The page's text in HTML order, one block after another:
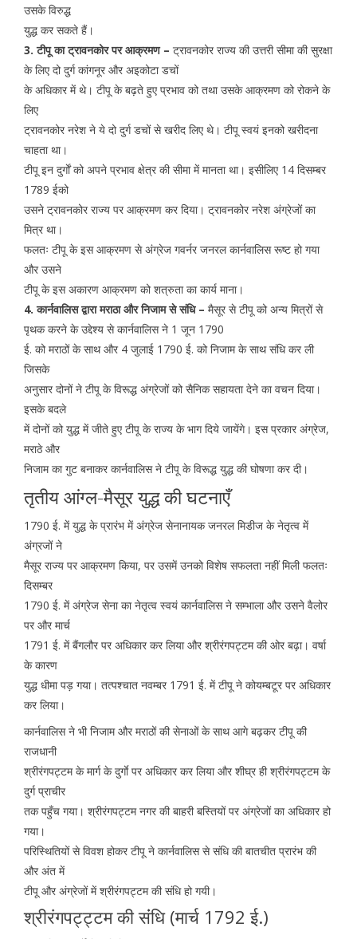
उसके विरुद्ध
युद्ध कर सकते हैं।
3. टीपू का ट्रावनकोर पर आक्रमण – ट्रावनकोर राज्य की उत्तरी सीमा की सुरक्षा
के लिए दो दुर्ग कांगनूर और अइकोटा डचों
के अधिकार में थे। टीपू के बढ़ते हुए प्रभाव को तथा उसके आक्रमण को रोकने के
लिए
ट्रावनकोर नरेश ने ये दो दुर्ग डचों से खरीद लिए थे। टीपू स्वयं इनको खरीदना
चाहता था।
टीपू इन दुर्गाें को अपने प्रभाव क्षेत्र की सीमा में मानता था। इसीलिए 14 दिसम्बर
1789 ईको
उसने ट्रावनकोर राज्य पर आक्रमण कर दिया। ट्रावनकोर नरेश अंग्रेजों का
मित्र था।
फलतः टीपू के इस आक्रमण से अंग्रेज गवर्नर जनरल कार्नवालिस रूष्ट हो गया
और उसने
टीपू के इस अकारण आक्रमण को शत्रुता का कार्य माना।
4. कार्नवालिस द्वारा मराठा और निजाम से संधि – मैसूर से टीपू को अन्य मित्रों से
पृथक करने के उद्देश्य से कार्नवालिस ने 1 जून 1790
ई. को मराठों के साथ और 4 जुलाई 1790 ई. को निजाम के साथ संधि कर ली
जिसके
अनुसार दोनों ने टीपू के विरूद्ध अंग्रेजों को सैनिक सहायता देने का वचन दिया।
इसके बदले
में दोनों को युद्ध में जीते हुए टीपू के राज्य के भाग दिये जायेंगे। इस प्रकार अंग्रेज,
मराठे और
निजाम का गुट बनाकर कार्नवालिस ने टीपू के विरूद्ध युद्ध की घोषणा कर दी।
तृतीय आंग्ल-मैसूर युद्ध की घटनाएँ
1790 ई. में युद्ध के प्रारंभ में अंग्रेज सेनानायक जनरल मिडीज के नेतृत्व में
अंग्रजों ने
मैसूर राज्य पर आक्रमण किया, पर उसमें उनको विशेष सफलता नहीं मिली फलतः
दिसम्बर
1790 ई. में अंग्रेज सेना का नेतृत्व स्वयं कार्नवालिस ने सम्भाला और उसने वैलोर
पर और मार्च
1791 ई. में बैंगलौर पर अधिकार कर लिया और श्रीरंगपट्टम की ओर बढ़ा। वर्षा
के कारण
युद्ध धीमा पड़ गया। तत्पश्चात नवम्बर 1791 ई. में टीपू ने कोयम्बटूर पर अधिकार
कर लिया।
कार्नवालिस ने भी निजाम और मराठों की सेनाओं के साथ आगे बढ़कर टीपू की
राजधानी
श्रीरंगपट्टम के मार्ग के दुर्गाे पर अधिकार कर लिया और शीघ्र ही श्रीरंगपट्टम के
दुर्ग प्राचीर
तक पहुँच गया। श्रीरंगपट्टम नगर की बाहरी बस्तियों पर अंग्रेजों का अधिकार हो
गया।
परिस्थितियों से विवश होकर टीपू ने कार्नवालिस से संधि की बातचीत प्रारंभ की
और अंत में
टीपू और अंग्रेजों में श्रीरंगपट्टम की संधि हो गयी।
श्रीरंगपट्ट्टम की संंधि (मार्च 1792 ई.)